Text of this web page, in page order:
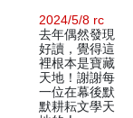
2024/5/8 rc
去年偶然發現
好讀，覺得這
裡根本是寶藏
天地！謝謝每
一位在幕後默
默耕耘文學天